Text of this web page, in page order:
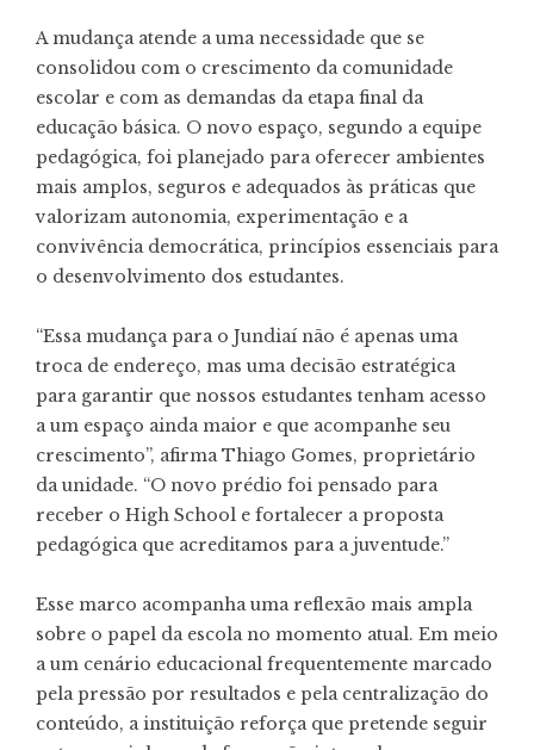
A mudança atende a uma necessidade que se
consolidou com o crescimento da comunidade
escolar e com as demandas da etapa final da
educação básica. O novo espaço, segundo a equipe
pedagógica, foi planejado para oferecer ambientes
mais amplos, seguros e adequados às práticas que
valorizam autonomia, experimentação e a
convivência democrática, princípios essenciais para
o desenvolvimento dos estudantes.
“Essa mudança para o Jundiaí não é apenas uma
troca de endereço, mas uma decisão estratégica
para garantir que nossos estudantes tenham acesso
a um espaço ainda maior e que acompanhe seu
crescimento”, afirma Thiago Gomes, proprietário
da unidade. “O novo prédio foi pensado para
receber o High School e fortalecer a proposta
pedagógica que acreditamos para a juventude.”
Esse marco acompanha uma reflexão mais ampla
sobre o papel da escola no momento atual. Em meio
a um cenário educacional frequentemente marcado
pela pressão por resultados e pela centralização do
conteúdo, a instituição reforça que pretende seguir